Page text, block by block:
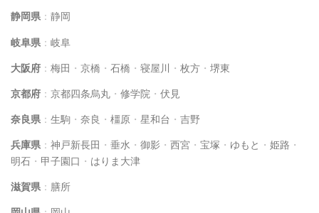
静岡県 ： 静岡
岐阜県 ： 岐阜
大阪府 ： 梅田 ・ 京橋 ・ 石橋 ・ 寝屋川 ・ 枚方 ・ 堺東
京都府 ： 京都四条烏丸 ・ 修学院 ・ 伏見
奈良県 ： 生駒 ・ 奈良 ・ 橿原 ・ 星和台 ・ 吉野
兵庫県 ： 神戸新長田 ・ 垂水 ・ 御影 ・ 西宮 ・ 宝塚 ・ ゆもと ・ 姫路 ・
明石 ・ 甲子園口 ・ はりま大津
滋賀県 ： 膳所